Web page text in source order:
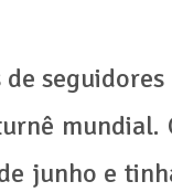
mundial.
junho e